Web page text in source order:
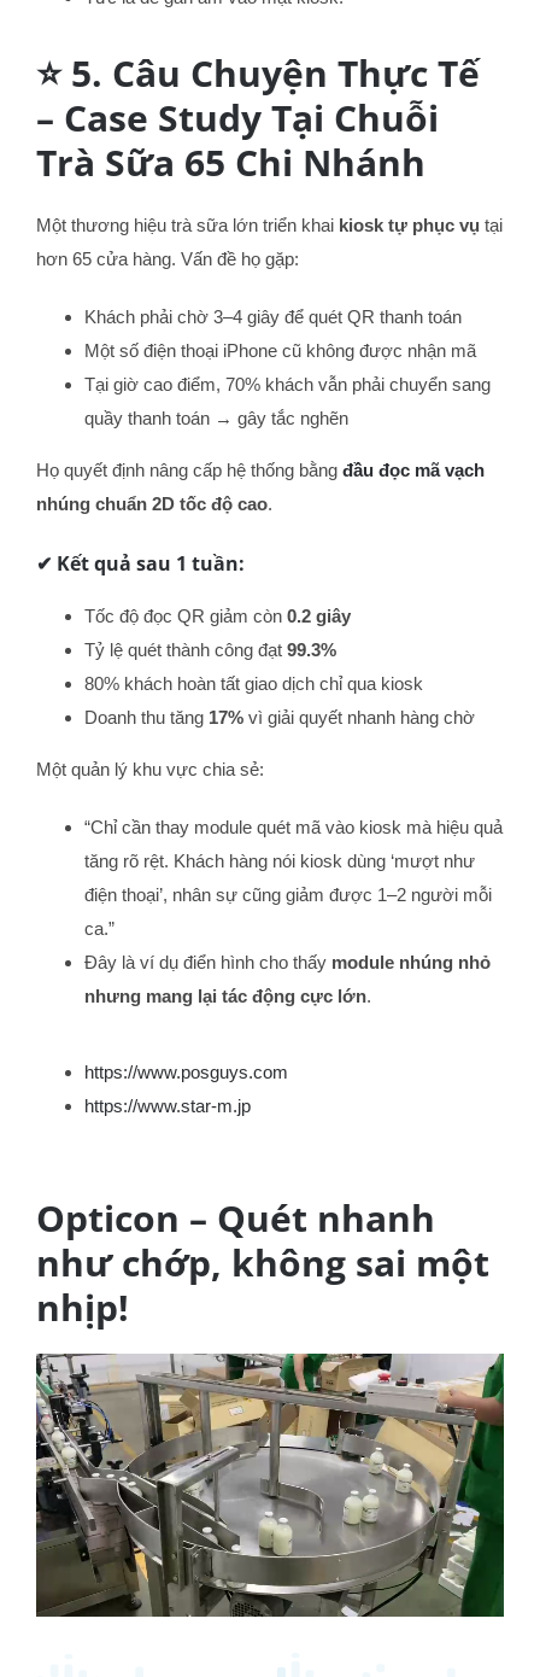
⭐ 5. Câu Chuyện Thực Tế
– Case Study Tại Chuỗi
Trà Sữa 65 Chi Nhánh
Một thương hiệu trà sữa lớn triển khai kiosk tự phục vụ tại
hơn 65 cửa hàng. Vấn đề họ gặp:
Khách phải chờ 3–4 giây để quét QR thanh toán
Một số điện thoại iPhone cũ không được nhận mã
Tại giờ cao điểm, 70% khách vẫn phải chuyển sang
quầy thanh toán → gây tắc nghẽn
Họ quyết định nâng cấp hệ thống bằng đầu đọc mã vạch
nhúng chuẩn 2D tốc độ cao.
✔ Kết quả sau 1 tuần:
Tốc độ đọc QR giảm còn 0.2 giây
Tỷ lệ quét thành công đạt 99.3%
80% khách hoàn tất giao dịch chỉ qua kiosk
Doanh thu tăng 17%vì giải quyết nhanh hàng chờ
Một quản lý khu vực chia sẻ:
“Chỉ cần thay module quét mã vào kiosk mà hiệu quả
tăng rõ rệt. Khách hàng nói kiosk dùng ‘mượt như
điện thoại’, nhân sự cũng giảm được 1–2 người mỗi
ca.”
Đây là ví dụ điển hình cho thấy module nhúng nhỏ
nhưng mang lại tác động cực lớn.
https://www.posguys.com
https://www.star-m.jp
Opticon – Quét nhanh
như chớp, không sai một
nhịp!